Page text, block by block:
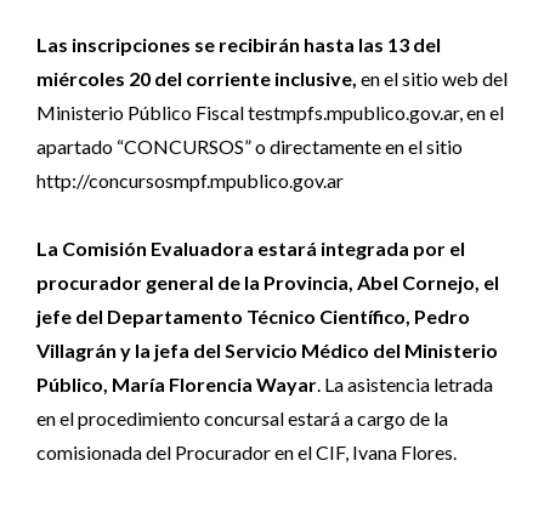
Las inscripciones se recibirán hasta las 13 del
miércoles 20 del corriente inclusive, en el sitio web del
Ministerio Público Fiscal testmpfs.mpublico.gov.ar, en el
apartado “CONCURSOS” o directamente en el sitio
http://concursosmpf.mpublico.gov.ar
La Comisión Evaluadora estará integrada por el
procurador general de la Provincia, Abel Cornejo, el
jefe del Departamento Técnico Científico, Pedro
Villagrán y la jefa del Servicio Médico del Ministerio
Público, María Florencia Wayar. La asistencia letrada
en el procedimiento concursal estará a cargo de la
comisionada del Procurador en el CIF, Ivana Flores.